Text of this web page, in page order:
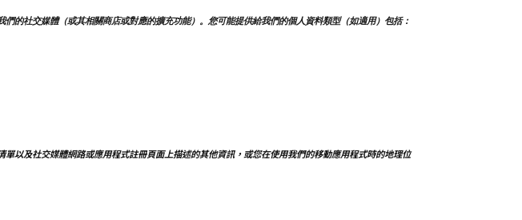
們的社交媒體（或其相關商店或對應的擴充功能）。您可能提供給我們的個人資料類型（如適用）包括：
以及社交媒體網路或應用程式註冊頁面上描述的其他資訊，或您在使用我們的移動應用程式時的地理位